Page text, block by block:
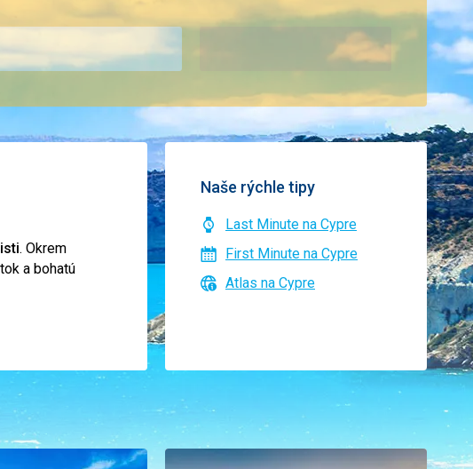
. Okrem
a bohatú
Naše rýchle tipy
Last Minute na Cypre
First Minute na Cypre
Atlas na Cypre